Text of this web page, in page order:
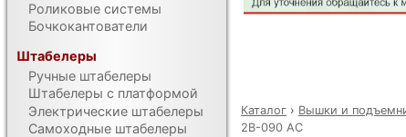
Каталог › Вышки и
2В-090 AC
Роликовые системы
Бочкокантователи
Штабелеры
Ручные штабелеры
Штабелеры с платформой
Электрические штабелеры
Самоходные штабелеры